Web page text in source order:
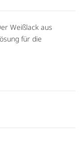
Weißlack aus
für die